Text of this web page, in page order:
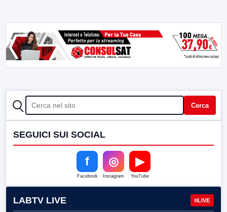
CERCA Cerca
SEGUICI SUI SOCIAL
f
Facebook
◎
Instagram
▶
YouTube
LABTV LIVE LIVE